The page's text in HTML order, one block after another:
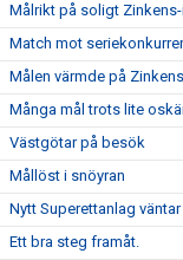
Målrikt på soligt
Match mot
Målen värmde på Zinkens
Många mål trots lite
Västgötar på besök
Mållöst i snöyran
Nytt Superettanlag väntar
Ett bra steg framåt.